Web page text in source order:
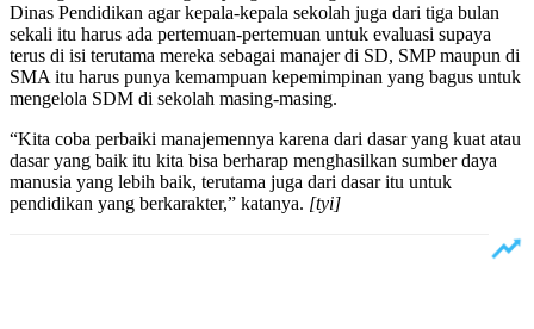
Dinas Pendidikan agar kepala-kepala sekolah juga dari tiga bulan
sekali itu harus ada pertemuan-pertemuan untuk evaluasi supaya
terus di isi terutama mereka sebagai manajer di SD, SMP maupun di
SMA itu harus punya kemampuan kepemimpinan yang bagus untuk
mengelola SDM di sekolah masing-masing.
“Kita coba perbaiki manajemennya karena dari dasar yang kuat atau
dasar yang baik itu kita bisa berharap menghasilkan sumber daya
manusia yang lebih baik, terutama juga dari dasar itu untuk
pendidikan yang berkarakter,” katanya. [tyi]